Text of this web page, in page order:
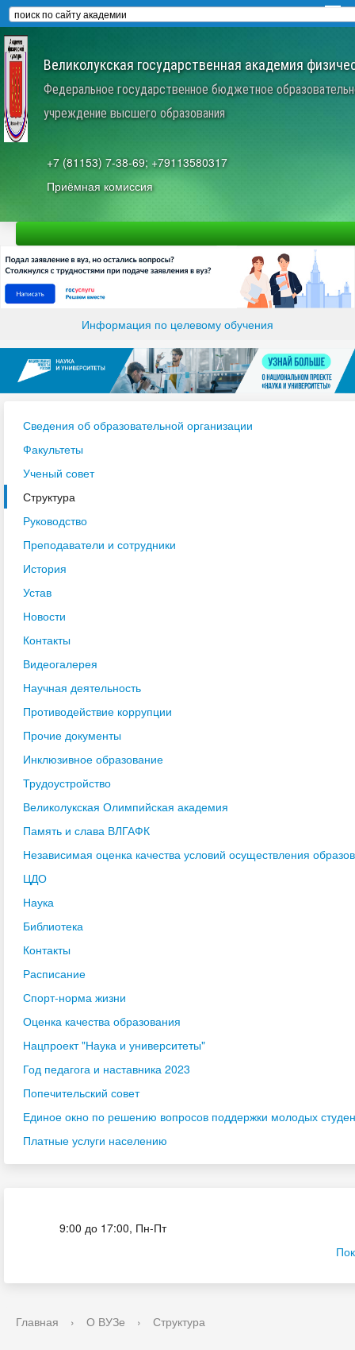
Великолукская государственная академия
Федеральное государственное бюджетное
учреждение высшего образования
+7 (81153) 7-38-69; +79113580317
Приёмная комиссия
Информация по целевому обучения
Сведения об образовательной организации
Факультеты
Ученый совет
Структура
Руководство
Преподаватели и сотрудники
История
Устав
Новости
Контакты
Видеогалерея
Научная деятельность
Противодействие коррупции
Прочие документы
Инклюзивное образование
Трудоустройство
Великолукская Олимпийская академия
Память и слава ВЛГАФК
Независимая оценка качества условий осуществления
ЦДО
Наука
Библиотека
Контакты
Расписание
Спорт-норма жизни
Оценка качества образования
Нацпроект "Наука и университеты"
Год педагога и наставника 2023
Попечительский совет
Единое окно по решению вопросов поддержки молодых
Платные услуги населению
9:00 до 17:00, Пн-Пт
Главная › О ВУЗе › Структура